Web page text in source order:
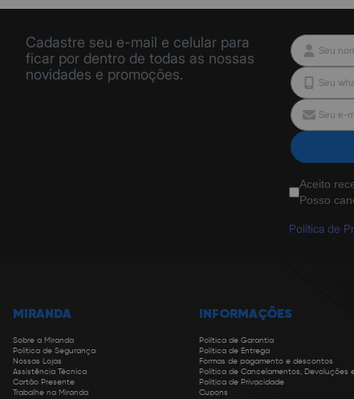
Cadastre seu e-mail e celular para
ficar por dentro de todas as nossas
novidades e promoções.
Aceito
Posso
Política de
MIRANDA
Sobre a Miranda
Política de Segurança
Nossas Lojas
Assistência Técnica
Cartão Presente
Trabalhe na Miranda
INFORMAÇÕES
Política de Garantia
Política de Entrega
Formas de pagamento e descontos
Política de Cancelamentos, Devoluções
Política de Privacidade
Cupons